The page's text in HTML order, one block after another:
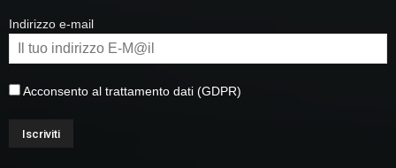
Indirizzo e-mail
Acconsento al trattamento dati (GDPR)